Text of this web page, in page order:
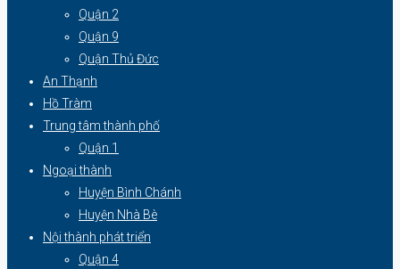
Quận 2
Quận 9
Quận Thủ Đức
An Thạnh
Hồ Tràm
Trung tâm thành phố
Quận 1
Ngoại thành
Huyện Bình Chánh
Huyện Nhà Bè
Nội thành phát triển
Quận 4